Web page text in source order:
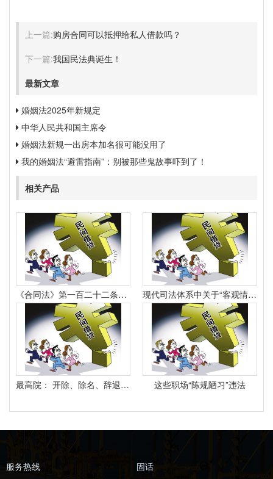
上一篇:购房合同可以抵押给私人借款吗？
下一篇:我国民法典诞生！
最新文章
婚姻法2025年新规定
中华人民共和国主席令
婚姻法新规一出房本加名很可能没用了
我的婚姻法“避雷指南”：别被那些鬼故事吓到了！
相关产品
《合同法》第一百二十二条规定：“因当事人一方的违约行为侵害对方人身、财产权益的受损害方有权选择依照本法要求其承担违约责任或者依照其他法律要求其承担侵权责任。 现代司法体系中关于“客观情况出现重大变化”的法律规定有哪些
最高院： 开除、除名、辞退与解除劳动合同之间有什么区别？ 这些职场“陈规陋习”违法
服务热线 固话